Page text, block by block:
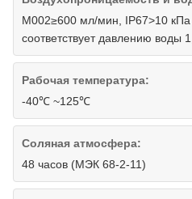
M002≥600 мл/мин, IP67>10 кПа
соответствует давлению воды
Рабочая температура:
-40℃ ~125℃
Соляная атмосфера:
48 часов (МЭК 68-2-11)